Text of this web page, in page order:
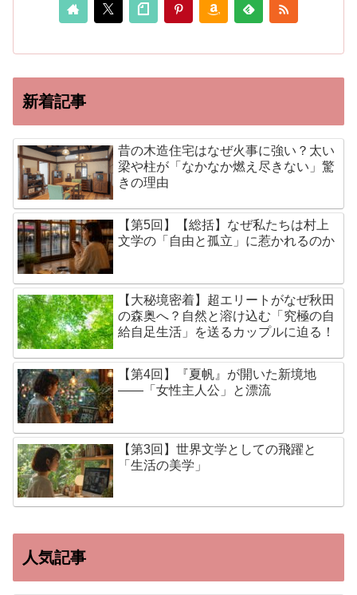
新着記事
昔の木造住宅はなぜ火事に強い？太い
梁や柱が「なかなか燃え尽きない」驚
きの理由
【第5回】【総括】なぜ私たちは村上
文学の「自由と孤立」に惹かれるのか
【大秘境密着】超エリートがなぜ秋田
の森奥へ？自然と溶け込む「究極の自
給自足生活」を送るカップルに迫る！
【第4回】『夏帆』が開いた新境地
——「女性主人公」と漂流
【第3回】世界文学としての飛躍と
「生活の美学」
人気記事